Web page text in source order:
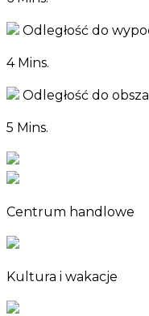
Odległość do
4 Mins.
Odległość do
5 Mins.
Centrum handlowe
Kultura i wakacje